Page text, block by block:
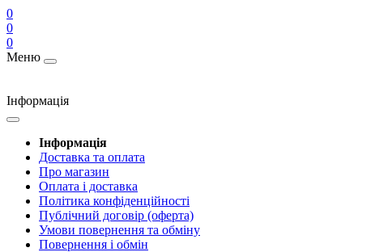
0
0
0
Меню
Інформація
Інформація
Доставка та оплата
Про магазин
Оплата і доставка
Політика конфіденційності
Публічний договір (оферта)
Умови повернення та обміну
Повернення і обмін